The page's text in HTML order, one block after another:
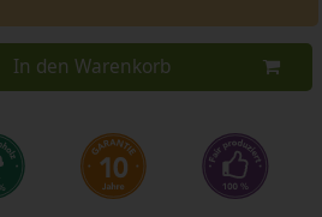
In den Warenkorb